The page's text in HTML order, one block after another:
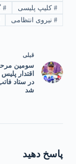
#کلیپ پلیسی #
#نیروی انتظامی
قبلی
سومین
اقتدار
در ستاد
شد
پاسخ دهید